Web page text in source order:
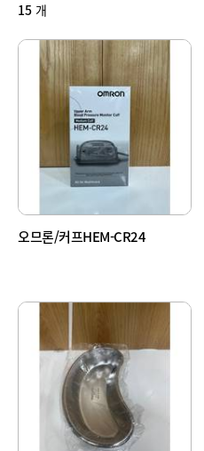
15 개
오므론/커프HEM-CR24